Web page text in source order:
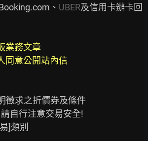
、 UBER及信用卡辦卡回
業務文章
同意公開站內信